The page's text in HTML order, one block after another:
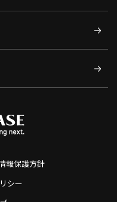
報保護方針
シー